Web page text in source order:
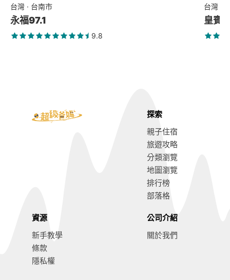
台灣 · 台南市
永福97.1
9.8
台灣 ·
皇賓
探索
親子住宿
旅遊攻略
分類瀏覽
地圖瀏覽
排行榜
部落格
資源
新手教學
條款
隱私權
公司介紹
關於我們